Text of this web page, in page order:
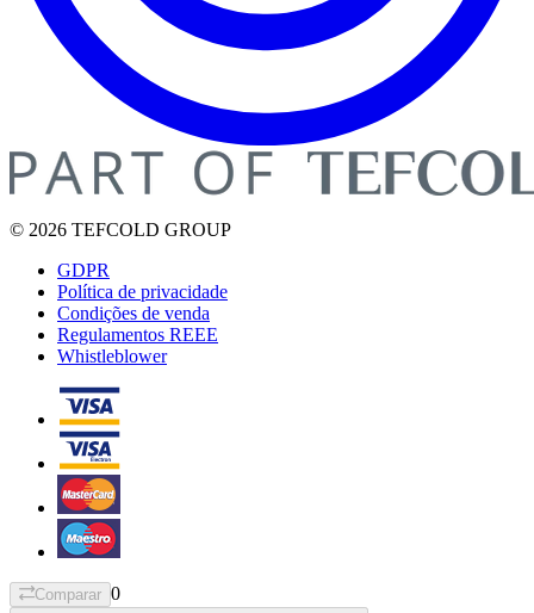
© 2026 TEFCOLD GROUP
GDPR
Política de privacidade
Condições de venda
Regulamentos REEE
Whistleblower
Comparar 0